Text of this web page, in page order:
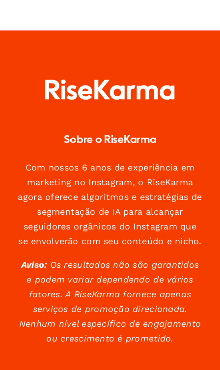
Sobre o RiseKarma
Com nossos 6 anos de experiência em
marketing no Instagram, o RiseKarma
agora oferece algoritmos e estratégias de
segmentação de IA para alcançar
seguidores orgânicos do Instagram que
se envolverão com seu conteúdo e nicho.
Aviso:Os resultados não são garantidos
e podem variar dependendo de vários
fatores. A RiseKarma fornece apenas
serviços de promoção direcionada.
Nenhum nível específico de engajamento
ou crescimento é prometido.